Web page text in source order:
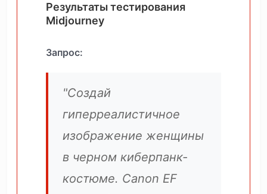
Результаты тестирования
Midjourney
Запрос:
"Создай
гиперреалистичное
изображение женщины
в черном киберпанк-
костюме. Canon EF